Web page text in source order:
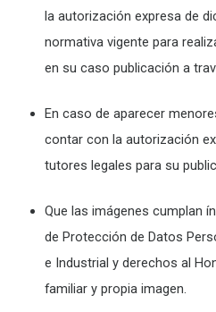
la autorización expresa de
normativa vigente para
en su caso publicación a
En caso de aparecer
contar con la autorización
tutores legales para su
Que las imágenes cumplan
de Protección de Datos
e Industrial y derechos al
familiar y propia imagen.